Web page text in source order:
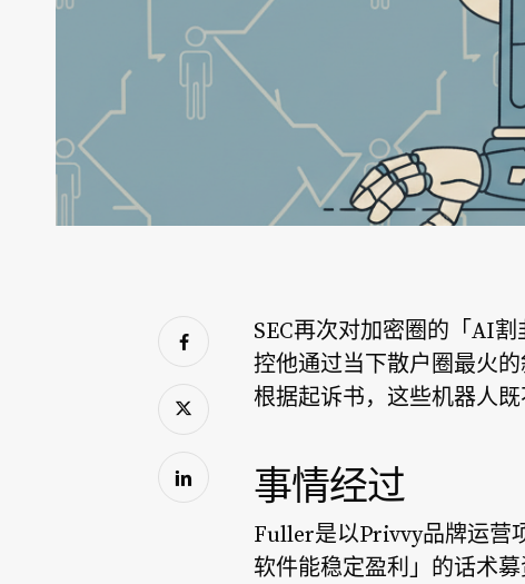
SEC再次对加密圈的「AI
控他通过当下散户圈最火
根据起诉书，这些机器人
事情经过
Fuller是以Privvy品牌运营
软件能稳定盈利」的话术募